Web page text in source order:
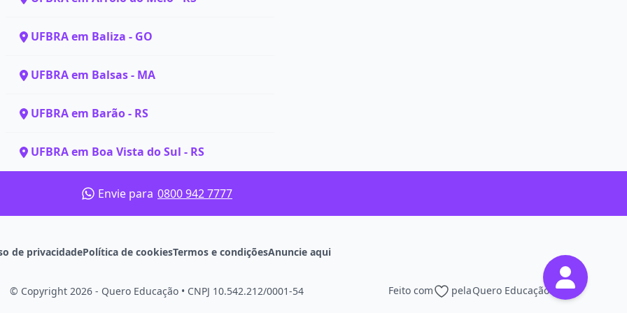
UFBRA em Baliza - GO
UFBRA em Balsas - MA
UFBRA em Barão - RS
UFBRA em Boa Vista do Sul - RS
Envie para 0800 942 7777
de privacidadePolítica de cookiesTermos e condiçõesAnuncie aqui
© Copyright 2026 - Quero Educação • CNPJ 10.542.212/0001-54 Feito com pelaQuero Educação